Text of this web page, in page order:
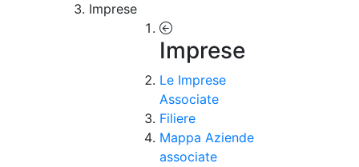
Imprese
Imprese
Le Imprese
Associate
Filiere
Mappa Aziende
associate